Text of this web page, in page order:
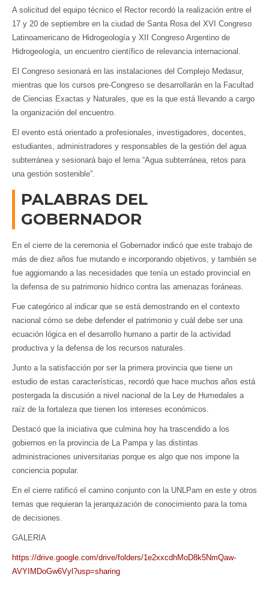
A solicitud del equipo técnico el Rector recordó la realización entre el
17 y 20 de septiembre en la ciudad de Santa Rosa del XVI Congreso
Latinoamericano de Hidrogeología y XII Congreso Argentino de
Hidrogeología, un encuentro científico de relevancia internacional.
El Congreso sesionará en las instalaciones del Complejo Medasur,
mientras que los cursos pre-Congreso se desarrollarán en la Facultad
de Ciencias Exactas y Naturales, que es la que está llevando a cargo
la organización del encuentro.
El evento está orientado a profesionales, investigadores, docentes,
estudiantes, administradores y responsables de la gestión del agua
subterránea y sesionará bajo el lema “Agua subterránea, retos para
una gestión sostenible”.
PALABRAS DEL
GOBERNADOR
En el cierre de la ceremonia el Gobernador indicó que este trabajo de
más de diez años fue mutando e incorporando objetivos, y también se
fue aggiornando a las necesidades que tenía un estado provincial en
la defensa de su patrimonio hídrico contra las amenazas foráneas.
Fue categórico al indicar que se está demostrando en el contexto
nacional cómo se debe defender el patrimonio y cuál debe ser una
ecuación lógica en el desarrollo humano a partir de la actividad
productiva y la defensa de los recursos naturales.
Junto a la satisfacción por ser la primera provincia que tiene un
estudio de estas características, recordó que hace muchos años está
postergada la discusión a nivel nacional de la Ley de Humedales a
raíz de la fortaleza que tienen los intereses económicos.
Destacó que la iniciativa que culmina hoy ha trascendido a los
gobiernos en la provincia de La Pampa y las distintas
administraciones universitarias porque es algo que nos impone la
conciencia popular.
En el cierre ratificó el camino conjunto con la UNLPam en este y otros
temas que requieran la jerarquización de conocimiento para la toma
de decisiones.
GALERIA
https://drive.google.com/drive/folders/1e2xxcdhMoD8k5NmQaw-
AVYIMDoGw6Vyl?usp=sharing